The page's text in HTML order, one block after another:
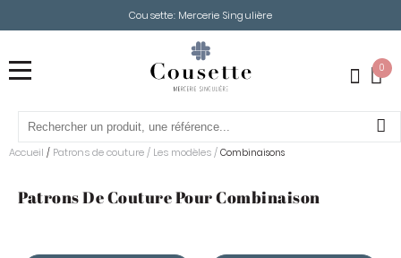
Cousette: Mercerie Singulière
0
Accueil / Patrons de couture / Les modèles / Combinaisons
Patrons De Couture Pour Combinaison